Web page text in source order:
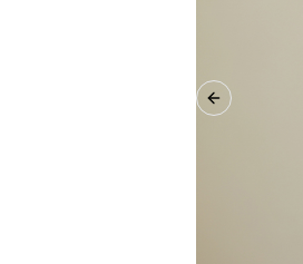
Previous slide